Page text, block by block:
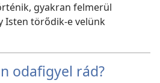
gyakran felmerül
Isten törődik-e velünk
odafigyel rád?